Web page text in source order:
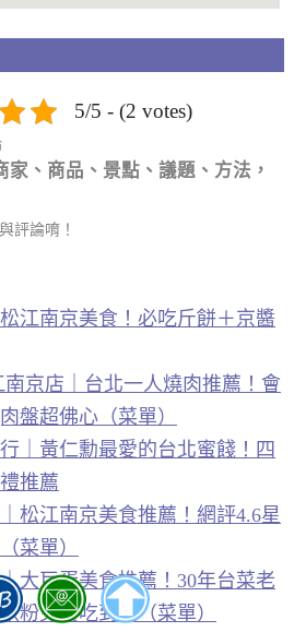
5/5 - (2 votes)
家、商品、景點、議題、方法，
評論唷！
江南京美食！必吃斤餅＋京醬
京店｜台北一人燒肉推薦！會
盤超佛心（菜單）
｜黃仁勳最愛的台北蜜餞！四
推薦
松江南京美食推薦！網評4.6星
菜單）
大巨蛋美食推薦！30年台菜老
粉免費吃到飽（菜單）